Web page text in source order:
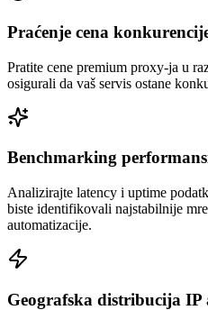
Praćenje cena
Pratite cene premium proxy-ja u
osigurali da vaš servis ostane
Benchmarking
Analizirajte latency i uptime
biste identifikovali najstabilnije
automatizacije.
Geografska distribucija IP